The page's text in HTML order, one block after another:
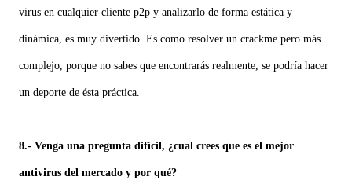
virus en cualquier cliente p2p y analizarlo de forma estática y
dinámica, es muy divertido. Es como resolver un crackme pero más
complejo, porque no sabes que encontrarás realmente, se podría hacer
un deporte de ésta práctica.
8.- Venga una pregunta difícil, ¿cual crees que es el mejor
antivirus del mercado y por qué?